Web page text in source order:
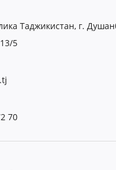
Таджикистан, г.
5
70